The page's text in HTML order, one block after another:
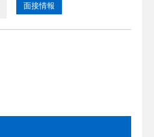
面接情報